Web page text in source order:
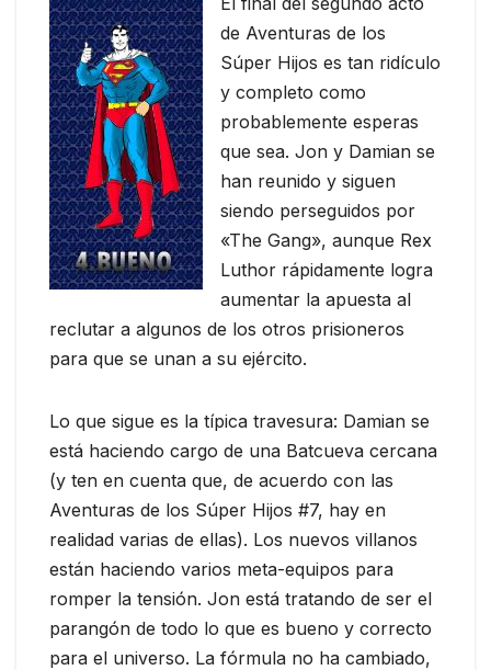
de Aventuras de los
Súper Hijos es tan ridículo
y completo como
probablemente esperas
que sea. Jon y Damian se
han reunido y siguen
siendo perseguidos por
«The Gang», aunque Rex
Luthor rápidamente logra
aumentar la apuesta al
reclutar a algunos de los otros prisioneros
para que se unan a su ejército.
Lo que sigue es la típica travesura: Damian se
está haciendo cargo de una Batcueva cercana
(y ten en cuenta que, de acuerdo con las
Aventuras de los Súper Hijos #7, hay en
realidad varias de ellas). Los nuevos villanos
están haciendo varios meta-equipos para
romper la tensión. Jon está tratando de ser el
parangón de todo lo que es bueno y correcto
para el universo. La fórmula no ha cambiado,